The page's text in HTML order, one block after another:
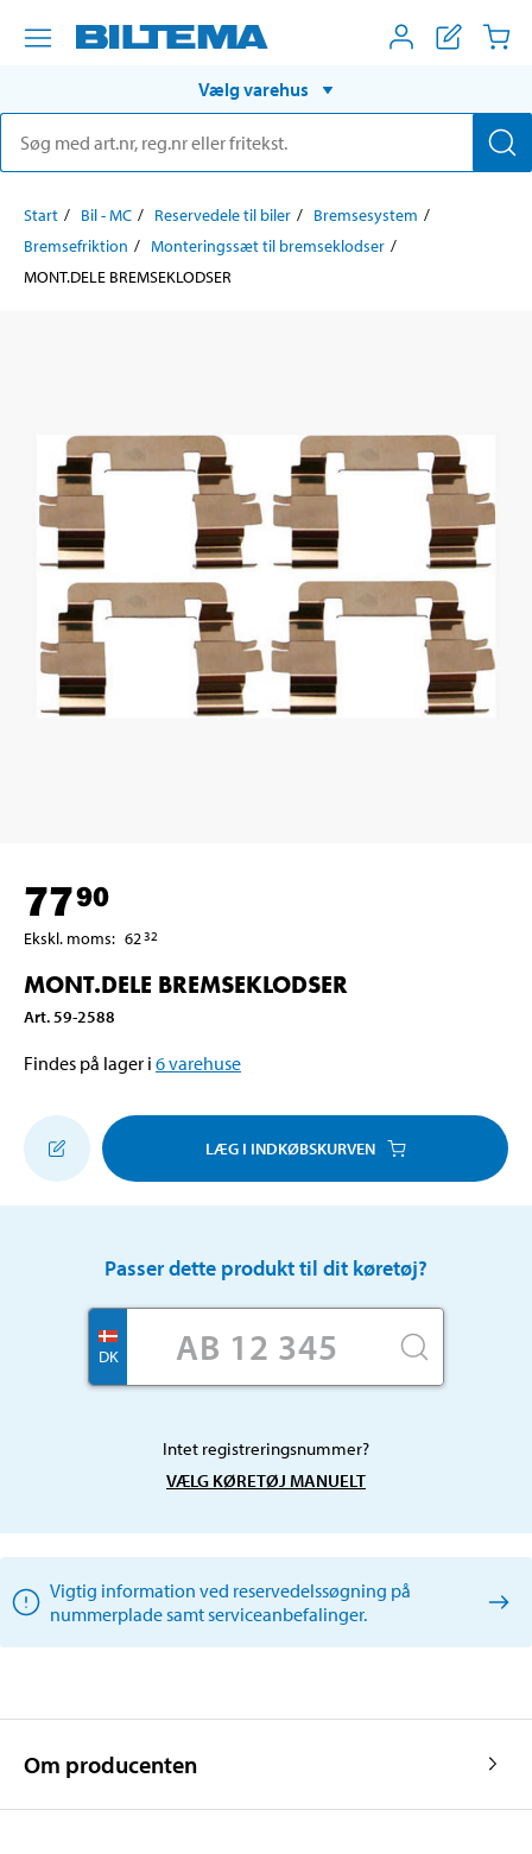
Vælg varehus
Start Bil - MC Reservedele til biler
Bremsesystem
Bremsefriktion
Monteringssæt til bremseklodser
MONT.DELE BREMSEKLODSER
7790
Ekskl. moms: 6232
MONT.DELE BREMSEKLODSER
Art. 59-2588
Findes på lager i 6varehuse
LÆG I INDKØBSKURVEN
Passer dette produkt til dit køretøj?
DK
Intet registreringsnummer?
VÆLG KØRETØJ MANUELT
Vigtig information ved reservedelssøgning på
nummerplade samt serviceanbefalinger.
Om producenten